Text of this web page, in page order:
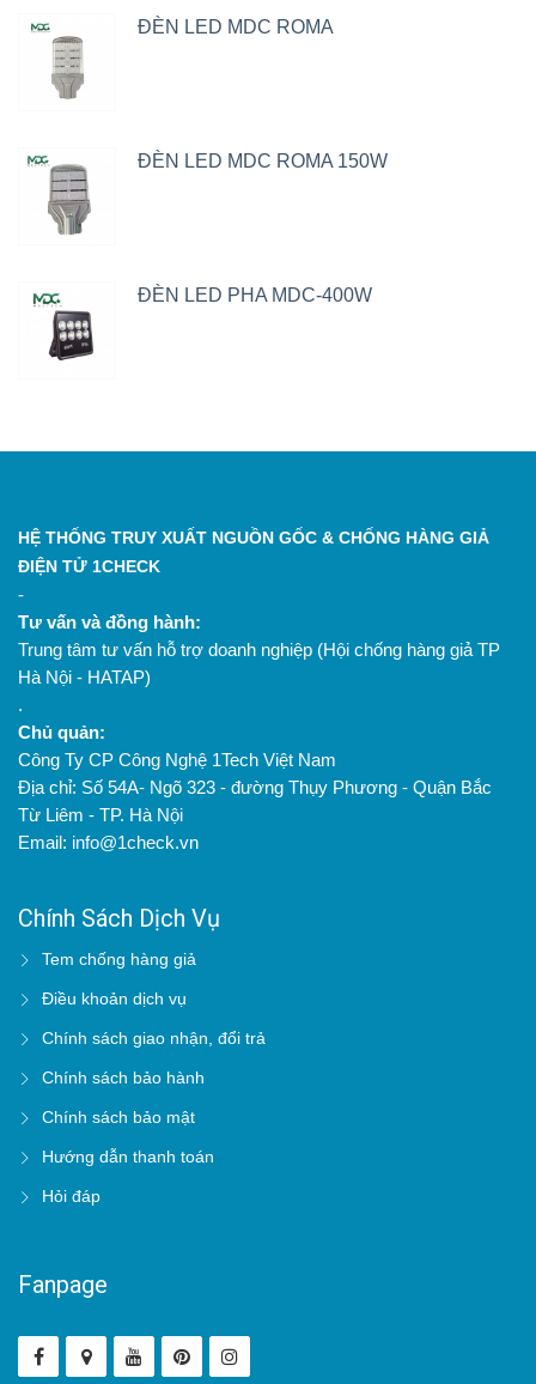
ĐÈN LED MDC ROMA
ĐÈN LED MDC ROMA 150W
ĐÈN LED PHA MDC-400W
HỆ THỐNG TRUY XUẤT NGUỒN GỐC & CHỐNG HÀNG GIẢ
ĐIỆN TỬ 1CHECK
-
Tư vấn và đồng hành:
Trung tâm tư vấn hỗ trợ doanh nghiệp (Hội chống hàng giả TP
Hà Nội - HATAP)
.
Chủ quản:
Công Ty CP Công Nghệ 1Tech Việt Nam
Địa chỉ: Số 54A- Ngõ 323 - đường Thụy Phương - Quận Bắc
Từ Liêm - TP. Hà Nội
Email: info@1check.vn
Chính Sách Dịch Vụ
Tem chống hàng giả
Điều khoản dịch vụ
Chính sách giao nhận, đổi trả
Chính sách bảo hành
Chính sách bảo mật
Hướng dẫn thanh toán
Hỏi đáp
Fanpage